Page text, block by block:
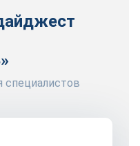
специалистов